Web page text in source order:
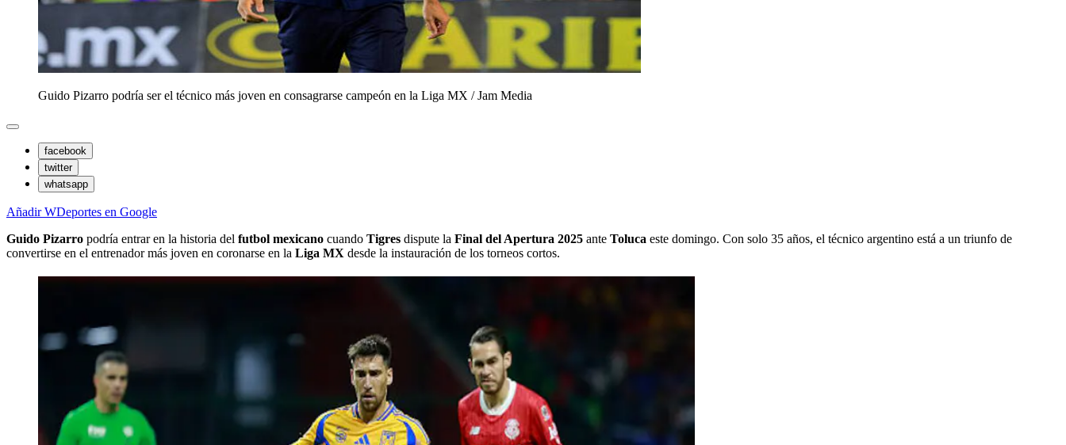
Guido Pizarro podría ser el técnico más joven en consagrarse campeón en la Liga MX /Jam Media
facebook
twitter
whatsapp
Añadir WDeportes en Google
Guido Pizarro podría entrar en la historia del futbol mexicano cuando Tigres dispute la Final del Apertura 2025 ante Toluca este domingo. Con solo 35 años, el técnico argentino está a un triunfo de
convertirse en el entrenador más joven en coronarse en la Liga MX desde la instauración de los torneos cortos.